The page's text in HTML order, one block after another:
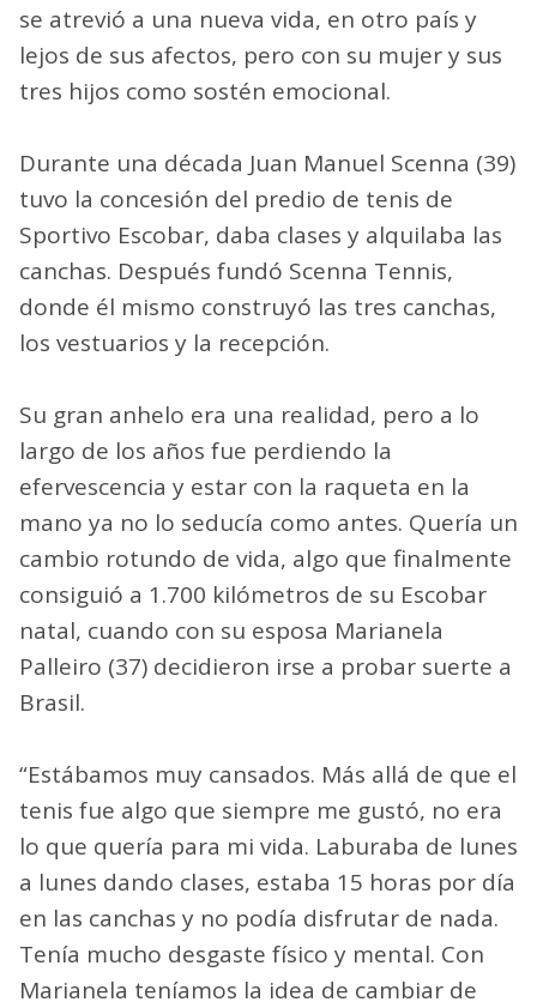
se atrevió a una nueva vida, en otro país y
lejos de sus afectos, pero con su mujer y sus
tres hijos como sostén emocional.
Durante una década Juan Manuel Scenna (39)
tuvo la concesión del predio de tenis de
Sportivo Escobar, daba clases y alquilaba las
canchas. Después fundó Scenna Tennis,
donde él mismo construyó las tres canchas,
los vestuarios y la recepción.
Su gran anhelo era una realidad, pero a lo
largo de los años fue perdiendo la
efervescencia y estar con la raqueta en la
mano ya no lo seducía como antes. Quería un
cambio rotundo de vida, algo que finalmente
consiguió a 1.700 kilómetros de su Escobar
natal, cuando con su esposa Marianela
Palleiro (37) decidieron irse a probar suerte a
Brasil.
“Estábamos muy cansados. Más allá de que el
tenis fue algo que siempre me gustó, no era
lo que quería para mi vida. Laburaba de lunes
a lunes dando clases, estaba 15 horas por día
en las canchas y no podía disfrutar de nada.
Tenía mucho desgaste físico y mental. Con
Marianela teníamos la idea de cambiar de